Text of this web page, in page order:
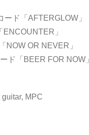
ド「AFTERGLOW」
」
NOW OR NEVER」
ド「BEER FOR NOW
MPC